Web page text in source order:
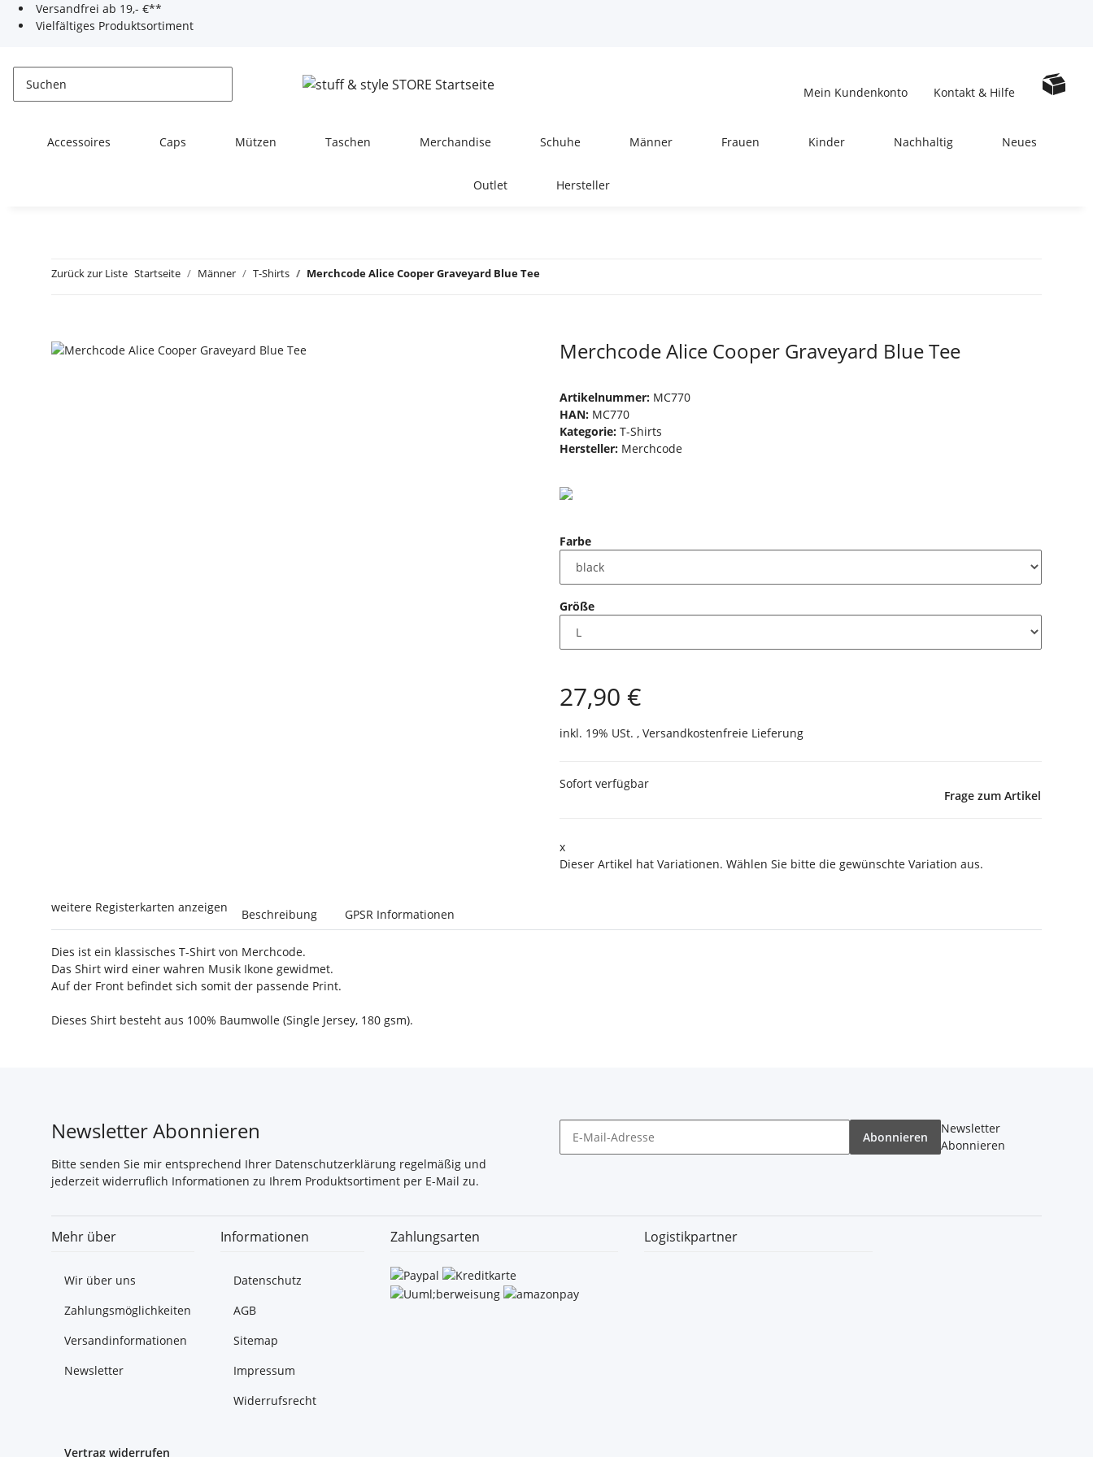
Versandfrei ab 19,- €**
Vielfältiges Produktsortiment
Mein Kundenkonto Kontakt & Hilfe
Accessoires Caps Mützen Taschen Merchandise Schuhe Männer Frauen Kinder Nachhaltig Neues
Outlet Hersteller
Zurück zur Liste Startseite Männer T-Shirts Merchcode Alice Cooper Graveyard Blue Tee
Merchcode Alice Cooper Graveyard Blue Tee
Artikelnummer: MC770
HAN: MC770
Kategorie: T-Shirts
Hersteller: Merchcode
Farbe
Größe
27,90 €
inkl. 19% USt. , Versandkostenfreie Lieferung
Sofort verfügbar
Frage zum Artikel
x
Dieser Artikel hat Variationen. Wählen Sie bitte die gewünschte Variation aus.
weitere Registerkarten anzeigen Beschreibung GPSR Informationen
Dies ist ein klassisches T-Shirt von Merchcode.
Das Shirt wird einer wahren Musik Ikone gewidmet.
Auf der Front befindet sich somit der passende Print.
Dieses Shirt besteht aus 100% Baumwolle (Single Jersey, 180 gsm).
Newsletter Abonnieren
Bitte senden Sie mir entsprechend Ihrer Datenschutzerklärung regelmäßig und
jederzeit widerruflich Informationen zu Ihrem Produktsortiment per E-Mail zu.
Abonnieren
Newsletter
Abonnieren
Mehr über
Wir über uns
Zahlungsmöglichkeiten
Versandinformationen
Newsletter
Informationen
Datenschutz
AGB
Sitemap
Impressum
Widerrufsrecht
Zahlungsarten Logistikpartner
Vertrag widerrufen